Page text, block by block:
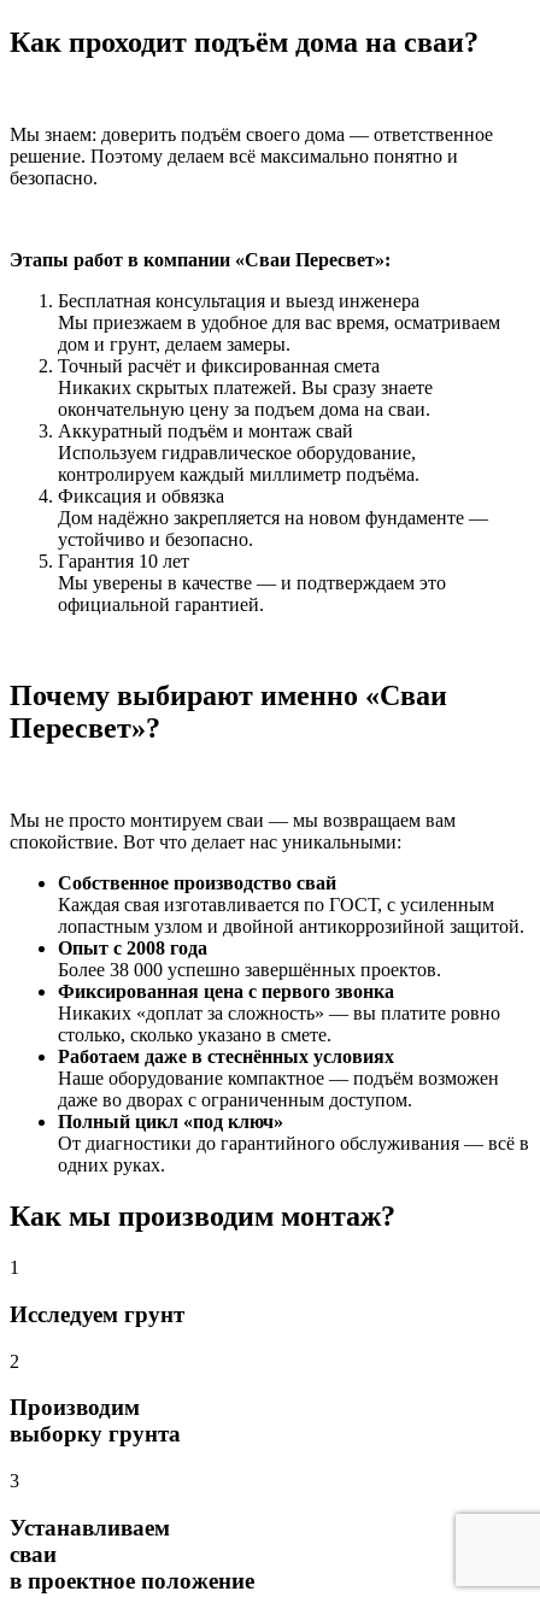
Как проходит подъём дома на сваи?
Мы знаем: доверить подъём своего дома — ответственное
решение. Поэтому делаем всё максимально понятно и
безопасно.
Этапы работ в компании «Сваи Пересвет»:
Бесплатная консультация и выезд инженера
Мы приезжаем в удобное для вас время, осматриваем
дом и грунт, делаем замеры.
Точный расчёт и фиксированная смета
Никаких скрытых платежей. Вы сразу знаете
окончательную цену за подъем дома на сваи.
Аккуратный подъём и монтаж свай
Используем гидравлическое оборудование,
контролируем каждый миллиметр подъёма.
Фиксация и обвязка
Дом надёжно закрепляется на новом фундаменте —
устойчиво и безопасно.
Гарантия 10 лет
Мы уверены в качестве — и подтверждаем это
официальной гарантией.
Почему выбирают именно «Сваи
Пересвет»?
Мы не просто монтируем сваи — мы возвращаем вам
спокойствие. Вот что делает нас уникальными:
Собственное производство свай
Каждая свая изготавливается по ГОСТ, с усиленным
лопастным узлом и двойной антикоррозийной защитой.
Опыт с 2008 года
Более 38 000 успешно завершённых проектов.
Фиксированная цена с первого звонка
Никаких «доплат за сложность» — вы платите ровно
столько, сколько указано в смете.
Работаем даже в стеснённых условиях
Наше оборудование компактное — подъём возможен
даже во дворах с ограниченным доступом.
Полный цикл «под ключ»
От диагностики до гарантийного обслуживания — всё в
одних руках.
Как мы производим монтаж?
1
Исследуем грунт
2
Производим
выборку грунта
3
Устанавливаем
сваи
в проектное положение